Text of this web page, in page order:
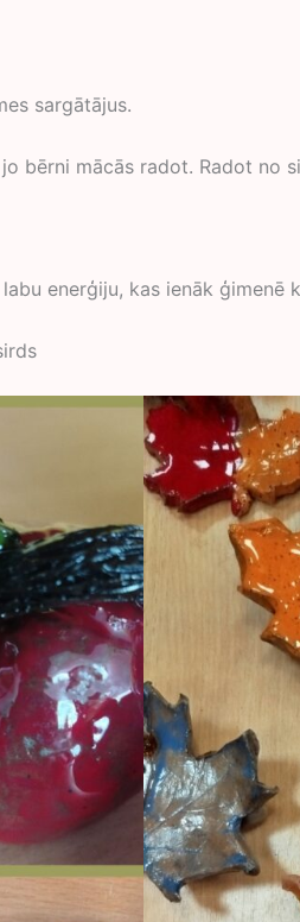
sargātājus.
bērni mācās radot. Radot no
enerģiju, kas ienāk ģimenē